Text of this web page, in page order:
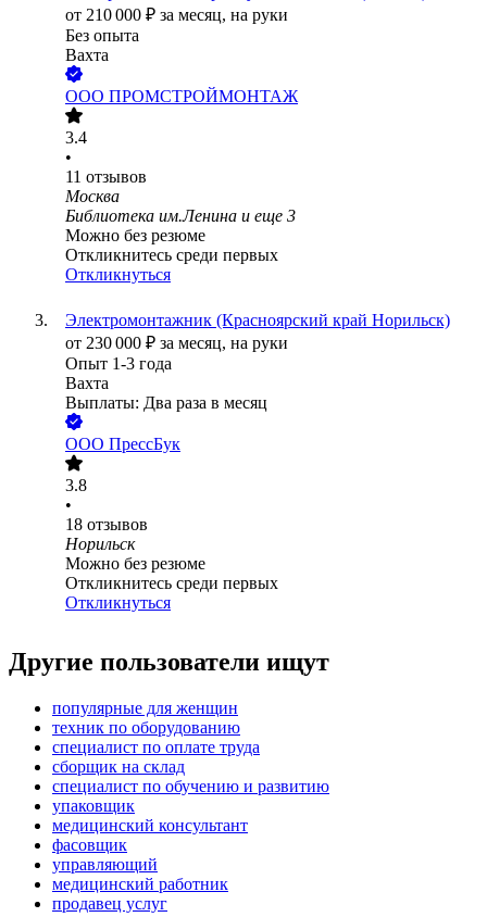
от 210 000 ₽ за месяц, на руки
Без опыта
Вахта
ООО ПРОМСТРОЙМОНТАЖ
3.4
•
11 отзывов
Москва
Библиотека им.Ленина и еще 3
Можно без резюме
Откликнитесь среди первых
Откликнуться
Электромонтажник (Красноярский край Норильск)
от 230 000 ₽ за месяц, на руки
Опыт 1-3 года
Вахта
Выплаты: Два раза в месяц
ООО ПрессБук
3.8
•
18 отзывов
Норильск
Можно без резюме
Откликнитесь среди первых
Откликнуться
Другие пользователи ищут
популярные для женщин
техник по оборудованию
специалист по оплате труда
сборщик на склад
специалист по обучению и развитию
упаковщик
медицинский консультант
фасовщик
управляющий
медицинский работник
продавец услуг